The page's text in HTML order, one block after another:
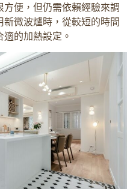
便，但仍需依賴經驗來調
微波爐時，從較短的時間
的加熱設定。